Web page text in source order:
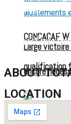
CONCACAF
qualification
Large
encore
musculaire
Championnat U20
face aux États-
ABOUT
LOCATION